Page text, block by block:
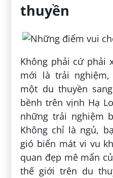
thuyền
Không phải cứ phải
mới là trải nghiệm,
một du thuyền
bềnh trên vịnh Hạ
những trải nghiệm
Không chỉ là ngủ,
gió biển mát vi vu
quan đẹp mê mẩn
thế giới trên du